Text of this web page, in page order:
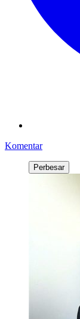
Komentar
Perbesar